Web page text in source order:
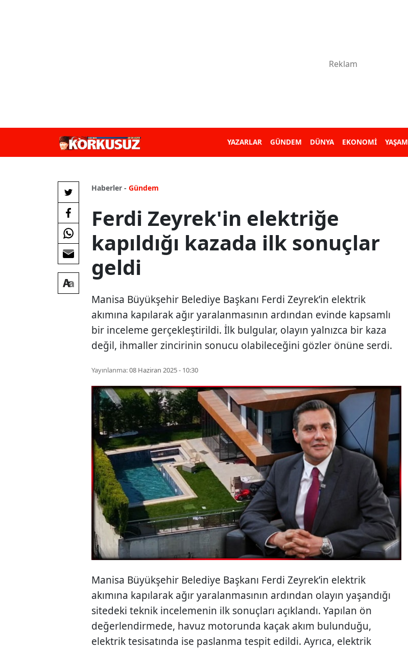
YAZARLAR GÜNDEM DÜNYA EKONOMİ YAŞAM
Haberler - Gündem
Ferdi Zeyrek'in elektriğe
kapıldığı kazada ilk sonuçlar
geldi
Manisa Büyükşehir Belediye Başkanı Ferdi Zeyrek’in elektrik
akımına kapılarak ağır yaralanmasının ardından evinde kapsamlı
bir inceleme gerçekleştirildi. İlk bulgular, olayın yalnızca bir kaza
değil, ihmaller zincirinin sonucu olabileceğini gözler önüne serdi.
Yayınlanma:08 Haziran 2025 - 10:30
Manisa Büyükşehir Belediye Başkanı Ferdi Zeyrek’in elektrik
akımına kapılarak ağır yaralanmasının ardından olayın yaşandığı
sitedeki teknik incelemenin ilk sonuçları açıklandı. Yapılan ön
değerlendirmede, havuz motorunda kaçak akım bulunduğu,
elektrik tesisatında ise paslanma tespit edildi. Ayrıca, elektrik